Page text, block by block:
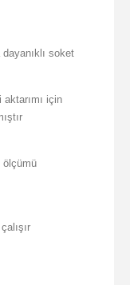
soket
için
ölçümü